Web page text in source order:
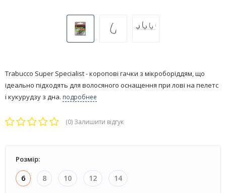
Trabucco Super Specialist - коропові гачки з мікроборіддям, що
ідеально підходять для волосяного оснащення при лові на пелетс
і кукурудзу з дна. подробнее
(0) Залишити відгук
Розмір:
6 8 10 12 14